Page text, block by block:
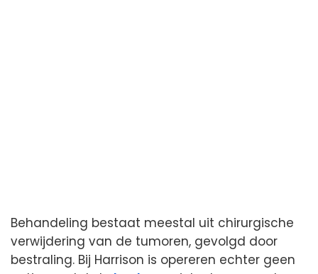
Behandeling bestaat meestal uit chirurgische
verwijdering van de tumoren, gevolgd door
bestraling. Bij Harrison is opereren echter geen